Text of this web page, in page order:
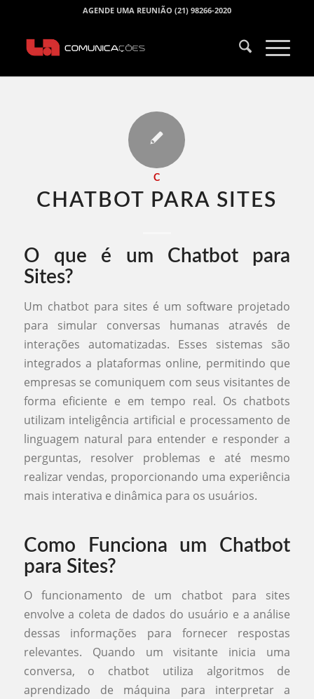
AGENDE UMA REUNIÃO (21) 98266-2020
C
CHATBOT PARA SITES​
O que é um Chatbot para
Sites?
Um chatbot para sites é um software projetado
para simular conversas humanas através de
interações automatizadas. Esses sistemas são
integrados a plataformas online, permitindo que
empresas se comuniquem com seus visitantes de
forma eficiente e em tempo real. Os chatbots
utilizam inteligência artificial e processamento de
linguagem natural para entender e responder a
perguntas, resolver problemas e até mesmo
realizar vendas, proporcionando uma experiência
mais interativa e dinâmica para os usuários.
Como Funciona um Chatbot
para Sites?
O funcionamento de um chatbot para sites
envolve a coleta de dados do usuário e a análise
dessas informações para fornecer respostas
relevantes. Quando um visitante inicia uma
conversa, o chatbot utiliza algoritmos de
aprendizado de máquina para interpretar a